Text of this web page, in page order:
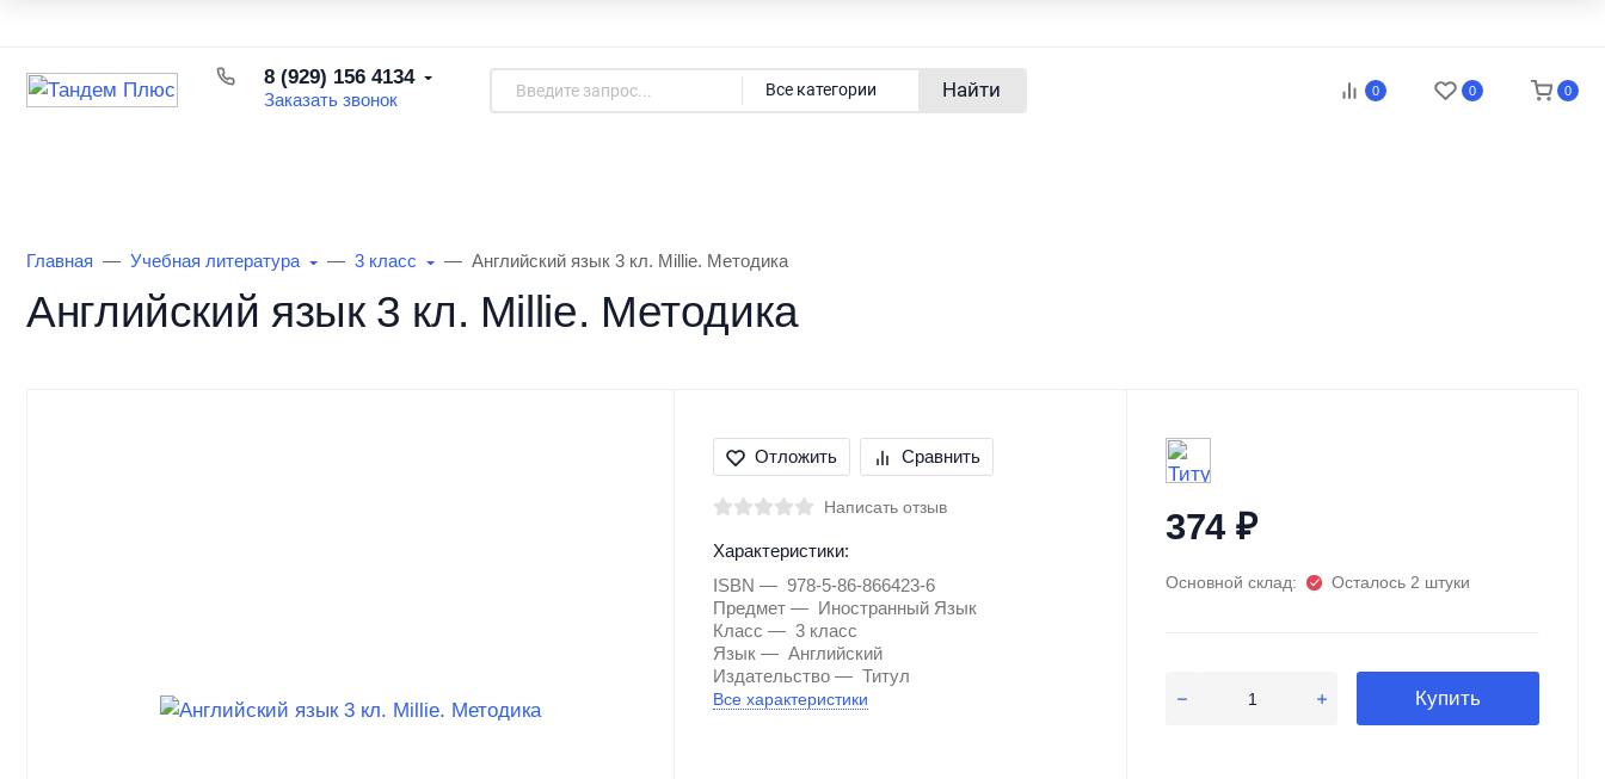
8 (929) 156 4134
Заказать звонок Все категории Найти 0 0 0
Главная Учебная литература 3 класс Английский язык 3 кл. Millie. Методика
Английский язык 3 кл. Millie. Методика
Отложить Сравнить
Написать отзыв
Характеристики:
ISBN
978-5-86-866423-6
Предмет
Иностранный Язык
Класс
3 класс
Язык
Английский
Издательство
Титул
Все характеристики
374 ₽
Основной склад: Осталось 2 штуки
Купить